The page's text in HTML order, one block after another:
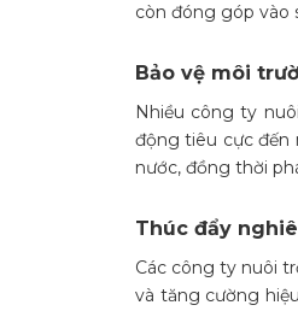
còn đóng góp vào
Bảo vệ môi
Nhiều công ty
động tiêu cực đến
nước, đồng thời
Thúc đẩy
Các công ty nuôi
và tăng cường